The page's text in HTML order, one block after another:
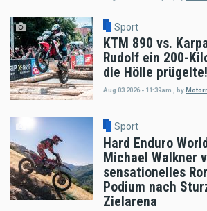
Sport
KTM 890 vs.
Rudolf ein 200-
die Hölle prügelte!
Aug 03 2026 - 11:39am by
Sport
Hard Enduro
Michael Walkner
sensationelles
Podium nach
Zielarena